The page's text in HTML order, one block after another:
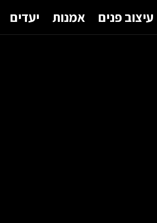
עיצוב פנים אמנות יעדים